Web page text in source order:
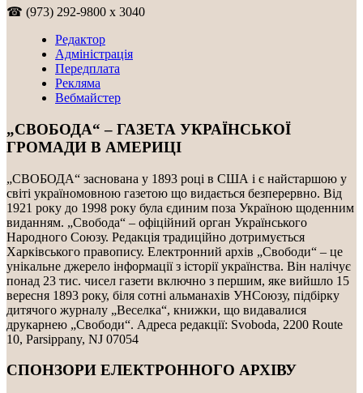
☎ (973) 292-9800 x 3040
Редактор
Адміністрація
Передплата
Рекляма
Вебмайстер
„СВОБОДА“ – ГАЗЕТА УКРАЇНСЬКОЇ
ГРОМАДИ В АМЕРИЦІ
„СВОБОДА“ заснована у 1893 році в США і є найстаршою у
світі україномовною газетою що видається безперервно. Від
1921 року до 1998 року була єдиним поза Україною щоденним
виданням. „Свобода“ – офіційний орган Українського
Народного Союзу. Редакція традиційно дотримується
Харківського правопису. Електронний архів „Свободи“ – це
унікальне джерело інформації з історії українства. Він налічує
понад 23 тис. чисел газети включно з першим, яке вийшло 15
вересня 1893 року, біля сотні альманахів УНСоюзу, підбірку
дитячого журналу „Веселка“, книжки, що видавалися
друкарнею „Свободи“. Адреса редакції: Svoboda, 2200 Route
10, Parsippany, NJ 07054
СПОНЗОРИ ЕЛЕКТРОННОГО АРХІВУ